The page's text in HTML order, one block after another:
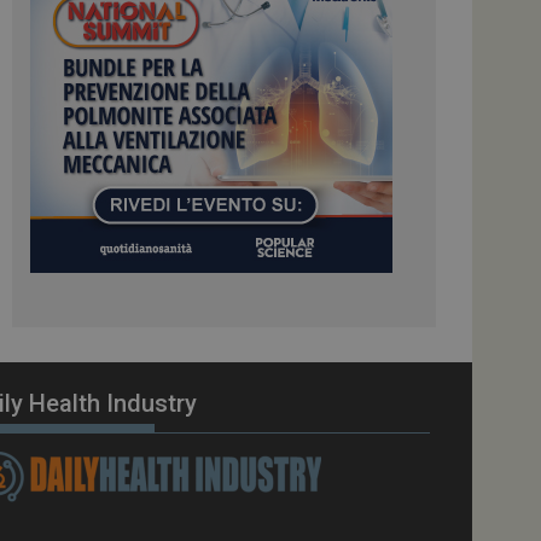
Health Industry
piattaforma di
carico, questo
sessione di
gestite dallo
sul linguaggio
utilizzato per
Normalmente è
il modo in cui
il sito, ma un
accesso per un
visitatore.
che le richieste
Analytics per
per abilitare